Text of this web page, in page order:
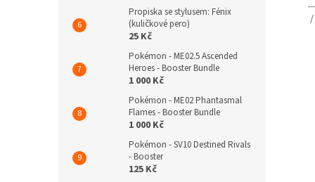
Propiska se stylusem: Fénix
(kuličkové pero)
25 Kč
Pokémon - ME02.5 Ascended
Heroes - Booster Bundle
1 000 Kč
Pokémon - ME02 Phantasmal
Flames - Booster Bundle
1 000 Kč
Pokémon - SV10 Destined Rivals
- Booster
125 Kč
/